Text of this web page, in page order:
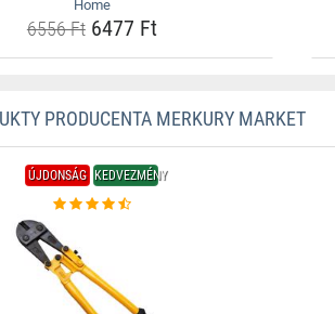
Home
6556 Ft6477 Ft
PRODUCENTA MERKURY MARKET
ÚJDONSÁG KEDVEZMÉNY